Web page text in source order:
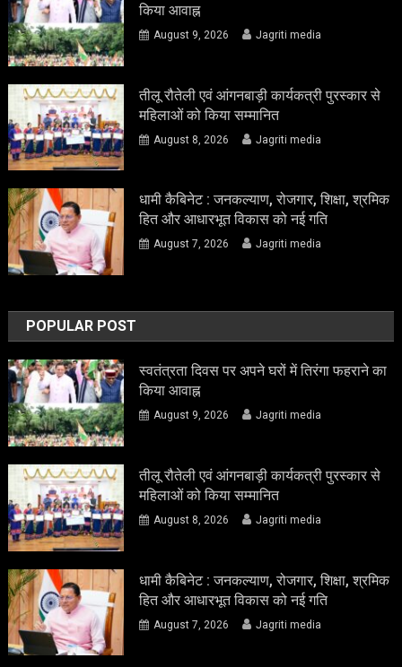
किया आवाह्न
August 9, 2026 Jagriti media
तीलू रौतेली एवं आंगनबाड़ी कार्यकत्री पुरस्कार से
महिलाओं को किया सम्मानित
August 8, 2026 Jagriti media
धामी कैबिनेट : जनकल्याण, रोजगार, शिक्षा, श्रमिक
हित और आधारभूत विकास को नई गति
August 7, 2026 Jagriti media
POPULAR POST
स्वतंत्रता दिवस पर अपने घरों में तिरंगा फहराने का
किया आवाह्न
August 9, 2026 Jagriti media
तीलू रौतेली एवं आंगनबाड़ी कार्यकत्री पुरस्कार से
महिलाओं को किया सम्मानित
August 8, 2026 Jagriti media
धामी कैबिनेट : जनकल्याण, रोजगार, शिक्षा, श्रमिक
हित और आधारभूत विकास को नई गति
August 7, 2026 Jagriti media